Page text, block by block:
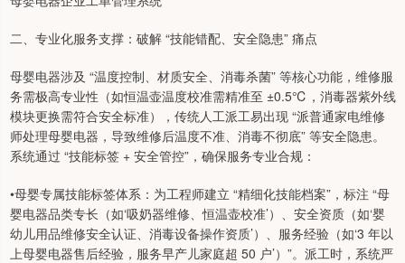
二、专业化服务支撑：破解 “技能错配、安全隐患” 痛点
母婴电器涉及 “温度控制、材质安全、消毒杀菌” 等核心功能，维修服
务需极高专业性（如恒温壶温度校准需精准至 ±0.5℃，消毒器紫外线
模块更换需符合安全标准），传统人工派工易出现 “派普通家电维修
师处理母婴电器，导致维修后温度不准、消毒不彻底” 等安全隐患。
系统通过 “技能标签 + 安全管控”，确保服务专业合规：
•母婴专属技能标签体系：为工程师建立 “精细化技能档案”，标注 “母
婴电器品类专长（如‘吸奶器维修、恒温壶校准’）、安全资质（如‘婴
幼儿用品维修安全认证、消毒设备操作资质’）、服务经验（如‘3 年以
上母婴电器售后经验，服务早产儿家庭超 50 户’）”。派工时，系统严